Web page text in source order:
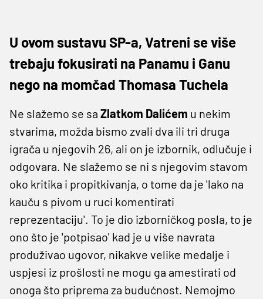
U ovom sustavu SP-a, Vatreni se više
trebaju fokusirati na Panamu i Ganu
nego na momčad Thomasa Tuchela
Ne slažemo se sa Zlatkom Dalićem u nekim
stvarima, možda bismo zvali dva ili tri druga
igrača u njegovih 26, ali on je izbornik, odlučuje i
odgovara. Ne slažemo se ni s njegovim stavom
oko kritika i propitkivanja, o tome da je 'lako na
kauču s pivom u ruci komentirati
reprezentaciju'. To je dio izborničkog posla, to je
ono što je 'potpisao' kad je u više navrata
produživao ugovor, nikakve velike medalje i
uspjesi iz prošlosti ne mogu ga amestirati od
onoga što priprema za budućnost. Nemojmo